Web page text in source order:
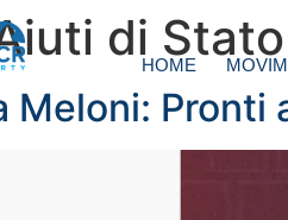
HOME
di Stato
Meloni: